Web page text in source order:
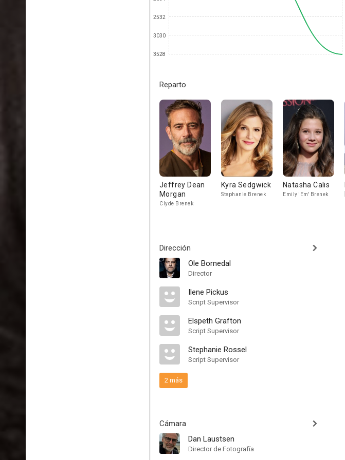
2532
3030
3528
Reparto
Jeffrey Dean
Morgan
Clyde Brenek
Kyra Sedgwick
Stephanie Brenek
Natasha Calis
Emily 'Em' Brenek
Dirección
Ole Bornedal
Director
Ilene Pickus
Script Supervisor
Elspeth Grafton
Script Supervisor
Stephanie Rossel
Script Supervisor
2 más
Cámara
Dan Laustsen
Director de Fotografía